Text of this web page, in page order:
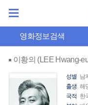
영화정보검색
이황의 (LEE Hwang-
성별 남
출생 해
국적 한